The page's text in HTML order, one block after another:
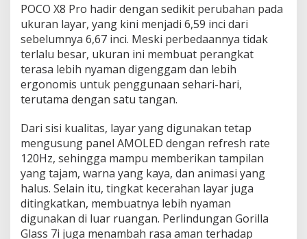
POCO X8 Pro hadir dengan sedikit perubahan pada
ukuran layar, yang kini menjadi 6,59 inci dari
sebelumnya 6,67 inci. Meski perbedaannya tidak
terlalu besar, ukuran ini membuat perangkat
terasa lebih nyaman digenggam dan lebih
ergonomis untuk penggunaan sehari-hari,
terutama dengan satu tangan.
Dari sisi kualitas, layar yang digunakan tetap
mengusung panel AMOLED dengan refresh rate
120Hz, sehingga mampu memberikan tampilan
yang tajam, warna yang kaya, dan animasi yang
halus. Selain itu, tingkat kecerahan layar juga
ditingkatkan, membuatnya lebih nyaman
digunakan di luar ruangan. Perlindungan Gorilla
Glass 7i juga menambah rasa aman terhadap